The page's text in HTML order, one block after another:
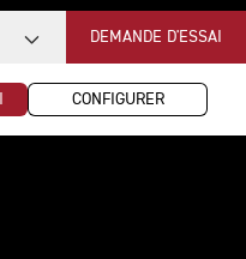
DEMANDE D'ESSAI
CONFIGURER